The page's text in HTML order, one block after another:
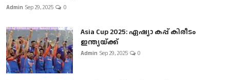
Admin Sep 29, 2025 0
Asia Cup 2025: ഏഷ്യാ കപ്പ് കിരീടം
ഇന്ത്യയ്ക്ക്
Admin Sep 29, 2025 0